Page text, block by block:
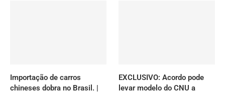
Importação de carros
chineses dobra no Brasil. |
EXCLUSIVO: Acordo pode
levar modelo do CNU a